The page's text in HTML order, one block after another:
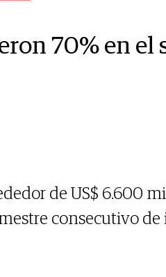
70% en el
de US$ 6.600
consecutivo de